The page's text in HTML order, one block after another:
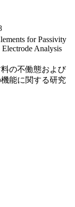
for Passivity
Analysis
の不働態および
能に関する研究